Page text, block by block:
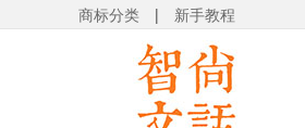
商标分类 | 新手教程